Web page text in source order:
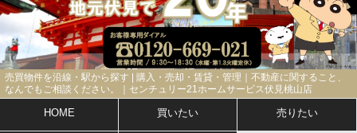
売買物件を沿線・駅から探す | 購入・売却・賃貸・管理｜不動産に関すること、
なんでもご相談ください。｜センチュリー21ホームサービス伏見桃山店
HOME 買いたい 売りたい